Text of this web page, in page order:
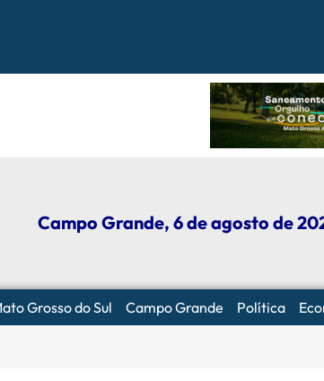
comercial
com participação ativa de esportistas da
a defesa das mulheres com leis e projetos de
Campo Grande, 6 de agosto de
Grosso do Sul Campo Grande Política